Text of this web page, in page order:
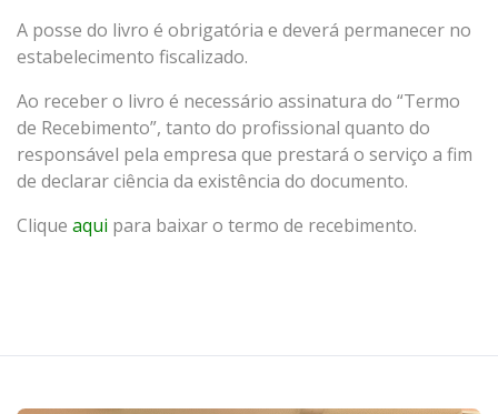
A posse do livro é obrigatória e deverá permanecer no
estabelecimento fiscalizado.
Ao receber o livro é necessário assinatura do “Termo
de Recebimento”, tanto do profissional quanto do
responsável pela empresa que prestará o serviço a fim
de declarar ciência da existência do documento.
Clique aqui para baixar o termo de recebimento.